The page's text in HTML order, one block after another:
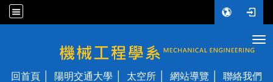
國立陽明交通大學 機械工程學系
回首頁 陽明交通大學 太空所 網站導覽
聯絡我們